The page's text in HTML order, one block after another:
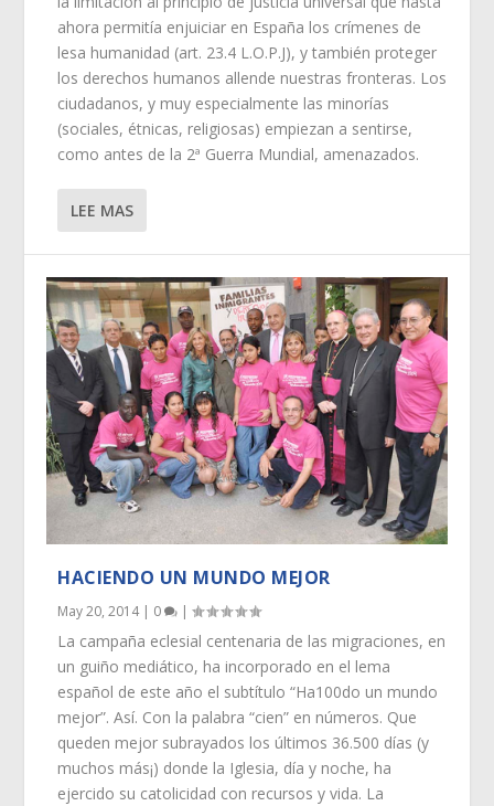
ahora permitía enjuiciar en España los crímenes de
lesa humanidad (art. 23.4 L.O.P.J), y también proteger
los derechos humanos allende nuestras fronteras. Los
ciudadanos, y muy especialmente las minorías
(sociales, étnicas, religiosas) empiezan a sentirse,
como antes de la 2ª Guerra Mundial, amenazados.
LEE MAS
HACIENDO UN MUNDO MEJOR
May 20, 2014| 0 |
La campaña eclesial centenaria de las migraciones, en
un guiño mediático, ha incorporado en el lema
español de este año el subtítulo “Ha100do un mundo
mejor”. Así. Con la palabra “cien” en números. Que
queden mejor subrayados los últimos 36.500 días (y
muchos más¡) donde la Iglesia, día y noche, ha
ejercido su catolicidad con recursos y vida. La